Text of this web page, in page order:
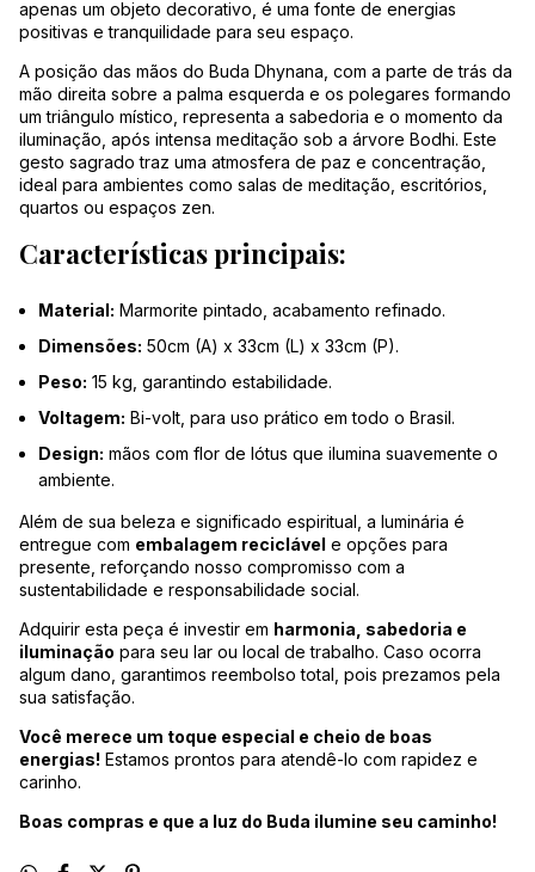
apenas um objeto decorativo, é uma fonte de energias
positivas e tranquilidade para seu espaço.
A posição das mãos do Buda Dhynana, com a parte de trás da
mão direita sobre a palma esquerda e os polegares formando
um triângulo místico, representa a sabedoria e o momento da
iluminação, após intensa meditação sob a árvore Bodhi. Este
gesto sagrado traz uma atmosfera de paz e concentração,
ideal para ambientes como salas de meditação, escritórios,
quartos ou espaços zen.
Características principais:
Material: Marmorite pintado, acabamento refinado.
Dimensões: 50cm (A) x 33cm (L) x 33cm (P).
Peso: 15 kg, garantindo estabilidade.
Voltagem: Bi-volt, para uso prático em todo o Brasil.
Design: mãos com flor de lótus que ilumina suavemente o
ambiente.
Além de sua beleza e significado espiritual, a luminária é
entregue com embalagem reciclável e opções para
presente, reforçando nosso compromisso com a
sustentabilidade e responsabilidade social.
Adquirir esta peça é investir em harmonia, sabedoria e
iluminação para seu lar ou local de trabalho. Caso ocorra
algum dano, garantimos reembolso total, pois prezamos pela
sua satisfação.
Você merece um toque especial e cheio de boas
energias! Estamos prontos para atendê-lo com rapidez e
carinho.
Boas compras e que a luz do Buda ilumine seu caminho!